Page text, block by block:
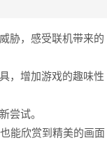
胁，感受联机带来的
，增加游戏的趣味性
尝试。
能欣赏到精美的画面